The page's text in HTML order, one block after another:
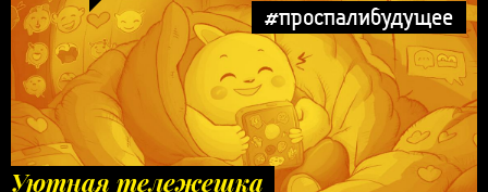
#проспалибудущее
Уютная тележешка